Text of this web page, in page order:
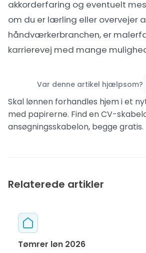
akkorderfaring og eventuelt
om du er lærling eller overvejer
håndværkerbranchen, er
karrierevej med mange
Var denne artikel hjælpsom?
Skal lønnen forhandles hjem i et
med papirerne. Find enCV-
ansøgningsskabelon, begge gratis.
Relaterede artikler
Tømrer løn 2026